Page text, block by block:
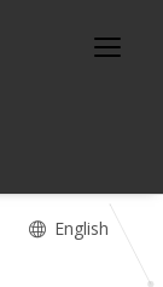
English